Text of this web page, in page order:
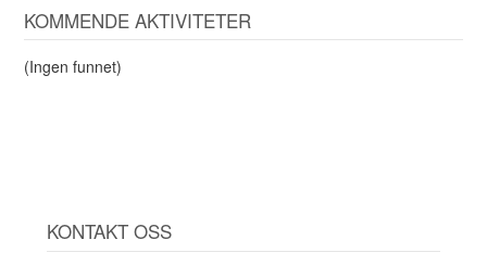
KOMMENDE AKTIVITETER
(Ingen funnet)
KONTAKT OSS